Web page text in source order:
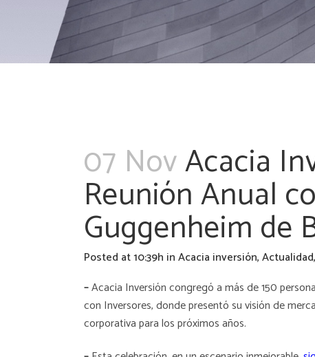
07 NovAcacia
Reunión Anual
Guggenheim de
Posted at 10:39h inAcacia inversión,Actualidad,
–Acacia Inversión congregó a más de 150
con Inversores, donde presentó su visión de
corporativa para los próximos años.